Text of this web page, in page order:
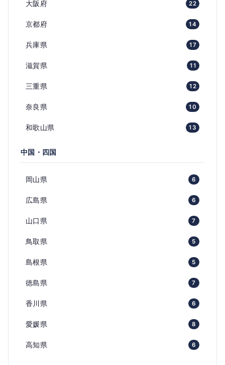
大阪府 22
京都府 14
兵庫県 17
滋賀県 11
三重県 12
奈良県 10
和歌山県 13
中国・四国
岡山県 6
広島県 6
山口県 7
鳥取県 5
島根県 5
徳島県 7
香川県 6
愛媛県 8
高知県 6